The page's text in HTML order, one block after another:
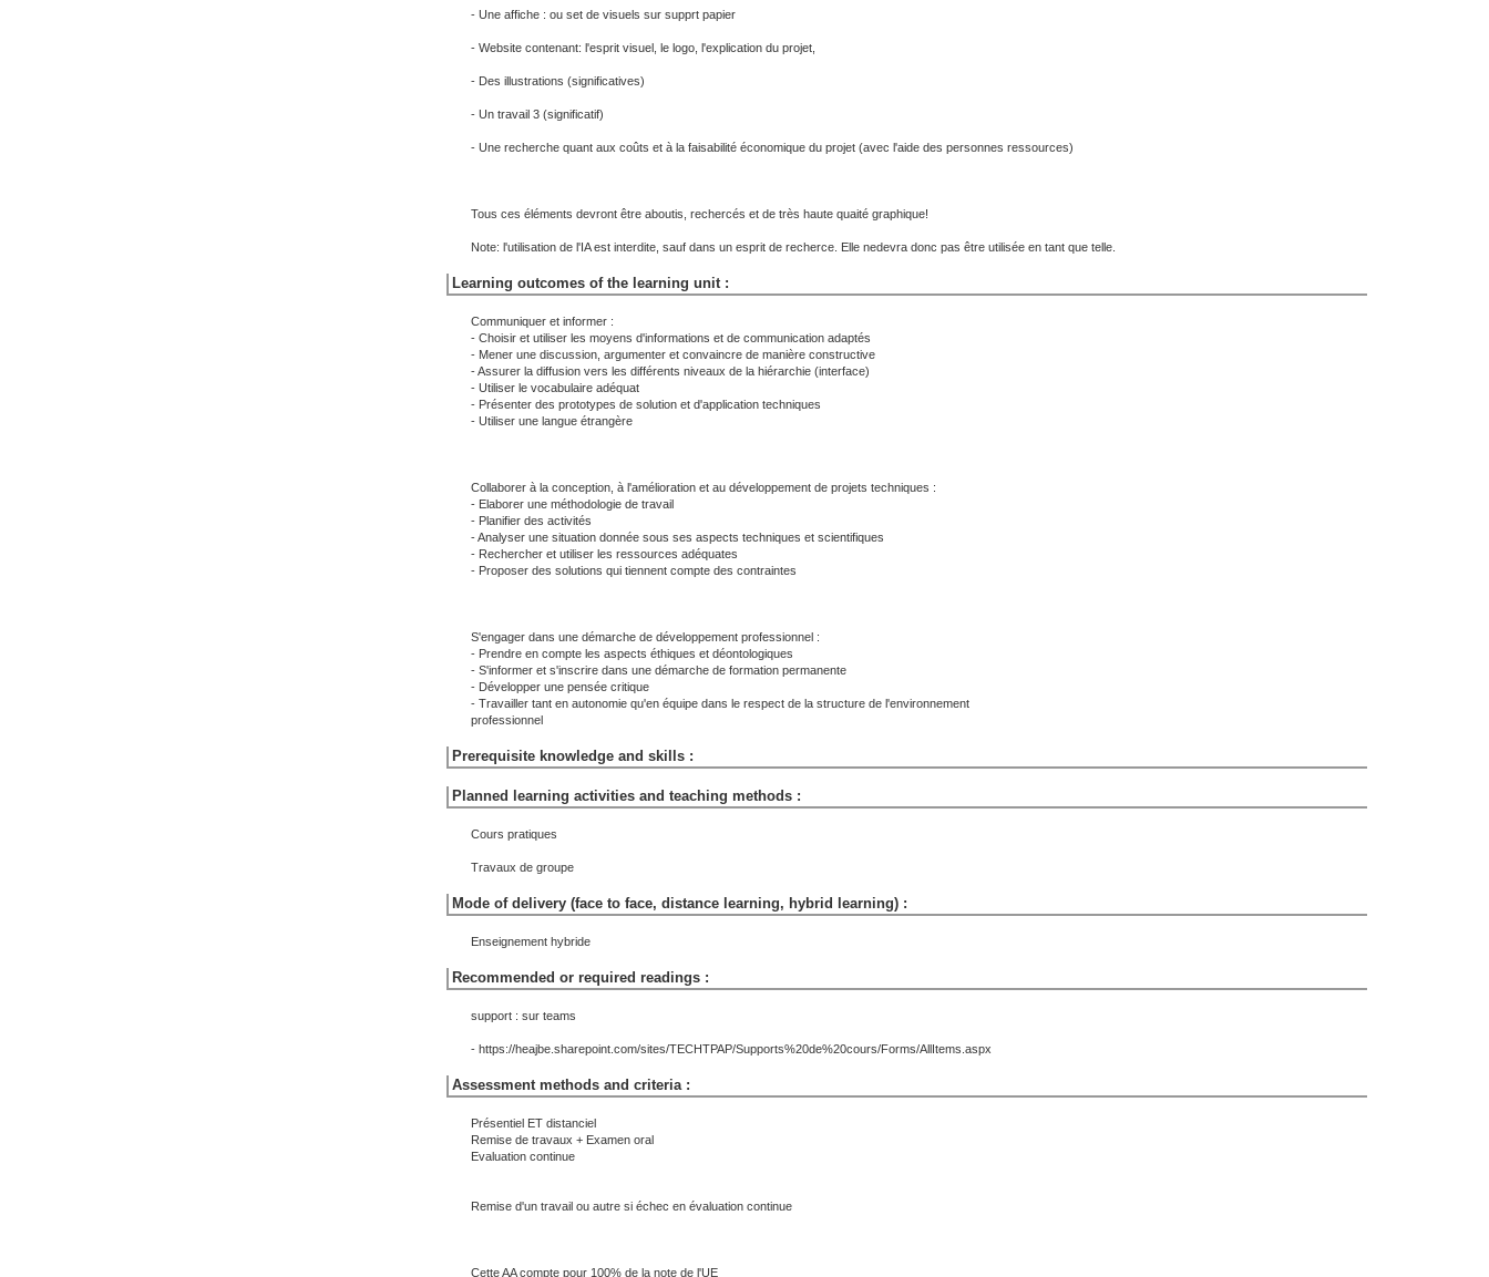
- Une affiche : ou set de visuels sur supprt papier
- Website contenant: l'esprit visuel, le logo, l'explication du projet,
- Des illustrations (significatives)
- Un travail 3 (significatif)
- Une recherche quant aux coûts et à la faisabilité économique du projet (avec l'aide des personnes ressources)
Tous ces éléments devront être aboutis, rechercés et de très haute quaité graphique!
Note: l'utilisation de l'IA est interdite, sauf dans un esprit de recherce. Elle nedevra donc pas être utilisée en tant que telle.
Learning outcomes of the learning unit :
Communiquer et informer :
- Choisir et utiliser les moyens d'informations et de communication adaptés
- Mener une discussion, argumenter et convaincre de manière constructive
- Assurer la diffusion vers les différents niveaux de la hiérarchie (interface)
- Utiliser le vocabulaire adéquat
- Présenter des prototypes de solution et d'application techniques
- Utiliser une langue étrangère
Collaborer à la conception, à l'amélioration et au développement de projets techniques :
- Elaborer une méthodologie de travail
- Planifier des activités
- Analyser une situation donnée sous ses aspects techniques et scientifiques
- Rechercher et utiliser les ressources adéquates
- Proposer des solutions qui tiennent compte des contraintes
S'engager dans une démarche de développement professionnel :
- Prendre en compte les aspects éthiques et déontologiques
- S'informer et s'inscrire dans une démarche de formation permanente
- Développer une pensée critique
- Travailler tant en autonomie qu'en équipe dans le respect de la structure de l'environnement
professionnel
Prerequisite knowledge and skills :
Planned learning activities and teaching methods :
Cours pratiques
Travaux de groupe
Mode of delivery (face to face, distance learning, hybrid learning) :
Enseignement hybride
Recommended or required readings :
support : sur teams
- https://heajbe.sharepoint.com/sites/TECHTPAP/Supports%20de%20cours/Forms/AllItems.aspx
Assessment methods and criteria :
Présentiel ET distanciel
Remise de travaux + Examen oral
Evaluation continue
Remise d'un travail ou autre si échec en évaluation continue
Cette AA compte pour 100% de la note de l'UE